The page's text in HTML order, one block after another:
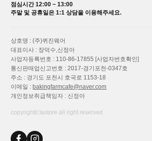
점심시간 12:00 ~ 13:00
주말 및 공휴일은 1:1 상담을 이용해주세요.
상호명 : (주)퀴진웨어
대표이사 : 장덕수,신정아
사업자등록번호 : 110-86-17855 [사업자번호확인]
통신판매업신고번호 : 2017-경기포천-0347호
주소 : 경기도 포천시 호국로 1153-18
이메일 : bakingfarmcafe@naver.com
개인정보취급책임자 : 신정아
copyright⒞astore all right reserved